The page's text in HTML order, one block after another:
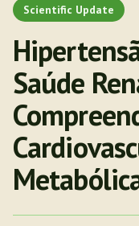
Scientific Update
Saúde